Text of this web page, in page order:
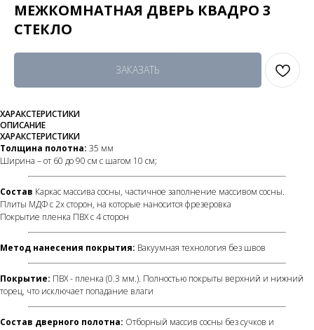
МЕЖКОМНАТНАЯ ДВЕРЬ КВАДРО 3
СТЕКЛО
ЗАКАЗАТЬ
ХАРАКСТЕРИСТИКИ
ОПИСАНИЕ
ХАРАКСТЕРИСТИКИ
Толщина полотна: 35 мм
Ширина – от 60 до 90 см с шагом 10 см;
Состав Каркас массива сосны, частичное заполнение массивом сосны.
Плиты МДФ с 2х сторон, на которые наносится фрезеровка
Покрытие пленка ПВХ с 4 сторон
Метод нанесения покрытия: Вакуумная технология без швов
Покрытие: ПВХ - пленка (0.3 мм.). Полностью покрыты верхний и нижний
торец, что исключает попадание влаги
Состав дверного полотна: Отборный массив сосны без сучков и